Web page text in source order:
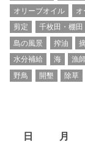
オリーブオイル
オ
剪定
千枚田・棚田
島の風景
搾油
水分補給
海 漁師
野鳥
開墾 除草
日
月